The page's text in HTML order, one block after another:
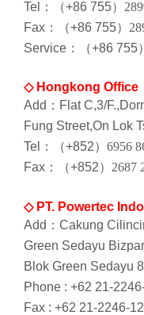
Tel：（+86 755）
Fax：（+86 755）
Service：（+86 755）
◇ Hongkong Office
Add：Flat C,3/
Fung Street,On Lok
Tel：（+852） 6956
Fax：（+852） 2687
◇ PT. Powertec
Add：Cakung
Green Sedayu
Blok Green Sedayu
Phone : +62 21-
Fax : +62 21-2246-